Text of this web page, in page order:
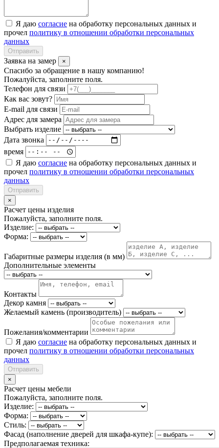
Я даю согласие на обработку персональных данных и
прочел политику в отношении обработки персональных
данных
Отправить
Заявка на замер ×
Спасибо за обращение в нашу компанию!
Пожалуйста, заполните поля.
Телефон для связи
Как вас зовут?
E-mail для связи
Адрес для замера
Выбрать изделие
Дата звонка
время
Я даю согласие на обработку персональных данных и
прочел политику в отношении обработки персональных
данных
Отправить
×
Расчет цены изделия
Пожалуйста, заполните поля.
Изделие:
Форма:
Габаритные размеры изделия (в мм)
Дополнительные элементы
Контакты
Декор камня
Желаемый камень (производитель)
Пожелания/комментарии
Я даю согласие на обработку персональных данных и
прочел политику в отношении обработки персональных
данных
Отправить
×
Расчет цены мебели
Пожалуйста, заполните поля.
Изделие:
Форма:
Стиль:
Фасад (наполнение дверей для шкафа-купе):
Предполагаемая техника: